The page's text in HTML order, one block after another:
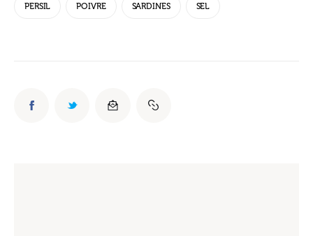
PERSIL POIVRE SARDINES SEL